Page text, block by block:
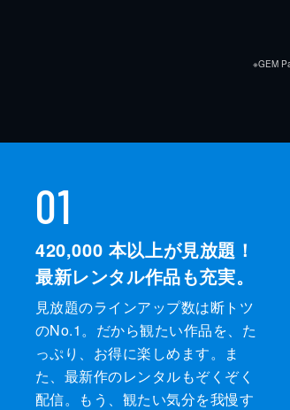
※GEM
01
420,000 本以上が見放題！
最新レンタル作品も充実。
見放題のラインアップ数は断トツ
のNo.1。だから観たい作品を、た
っぷり、お得に楽しめます。ま
た、最新作のレンタルもぞくぞく
配信。もう、観たい気分を我慢す